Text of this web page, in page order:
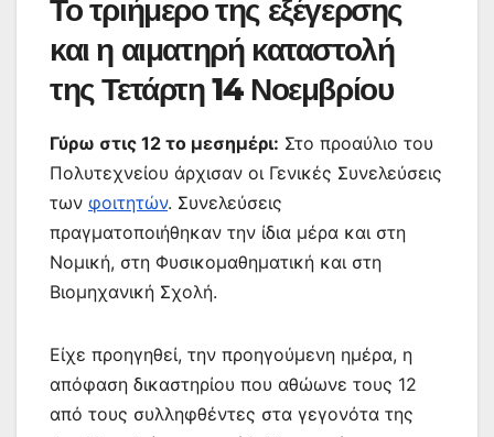
Το τριήμερο της εξέγερσης
και η αιματηρή καταστολή
της Τετάρτη 14 Νοεμβρίου
Γύρω στις 12 το μεσημέρι: Στο προαύλιο του
Πολυτεχνείου άρχισαν οι Γενικές Συνελεύσεις
των φοιτητών. Συνελεύσεις
πραγματοποιήθηκαν την ίδια μέρα και στη
Νομική, στη Φυσικομαθηματική και στη
Βιομηχανική Σχολή.
Είχε προηγηθεί, την προηγούμενη ημέρα, η
απόφαση δικαστηρίου που αθώωνε τους 12
από τους συλληφθέντες στα γεγονότα της